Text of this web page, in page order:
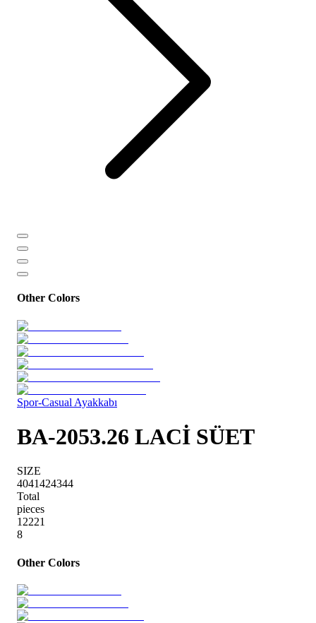
Other Colors
Spor-Casual Ayakkabı
BA-2053.26 LACİ SÜET
SIZE
4041424344
Total
pieces
12221
8
Other Colors